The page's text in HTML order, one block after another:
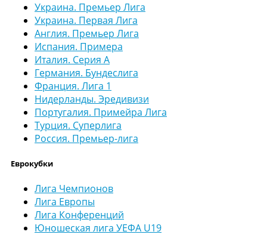
Украина. Премьер Лига
Украина. Первая Лига
Англия. Премьер Лига
Испания. Примера
Италия. Серия А
Германия. Бундеслига
Франция. Лига 1
Нидерланды. Эредивизи
Португалия. Примейра Лига
Турция. Суперлига
Россия. Премьер-лига
Еврокубки
Лига Чемпионов
Лига Европы
Лига Конференций
Юношеская лига УЕФА U19